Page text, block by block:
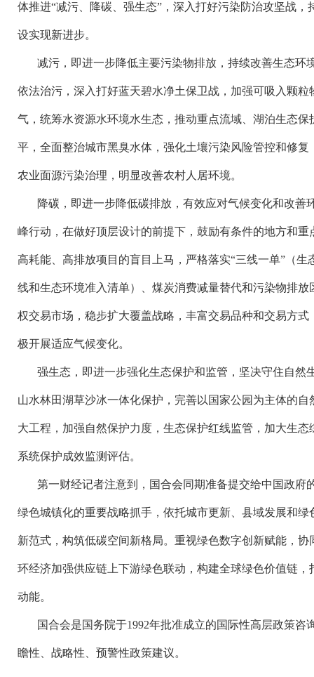
体推进“减污、降碳、强生态”，深入打好污染防治攻坚战
设实现新进步。
减污，即进一步降低主要污染物排放，持续改善生态环
依法治污，深入打好蓝天碧水净土保卫战，加强可吸入颗
气，统筹水资源水环境水生态，推动重点流域、湖泊生态
平，全面整治城市黑臭水体，强化土壤污染风险管控和修
农业面源污染治理，明显改善农村人居环境。
降碳，即进一步降低碳排放，有效应对气候变化和改善
峰行动，在做好顶层设计的前提下，鼓励有条件的地方和
高耗能、高排放项目的盲目上马，严格落实“三线一单”（生
线和生态环境准入清单）、煤炭消费减量替代和污染物排
权交易市场，稳步扩大覆盖战略，丰富交易品种和交易方式
极开展适应气候变化。
强生态，即进一步强化生态保护和监管，坚决守住自然
山水林田湖草沙冰一体化保护，完善以国家公园为主体的
大工程，加强自然保护力度，生态保护红线监管，加大生
系统保护成效监测评估。
第一财经记者注意到，国合会同期准备提交给中国政府
绿色城镇化的重要战略抓手，依托城市更新、县域发展和
新范式，构筑低碳空间新格局。重视绿色数字创新赋能，
环经济加强供应链上下游绿色联动，构建全球绿色价值链
动能。
国合会是国务院于1992年批准成立的国际性高层政策咨
瞻性、战略性、预警性政策建议。